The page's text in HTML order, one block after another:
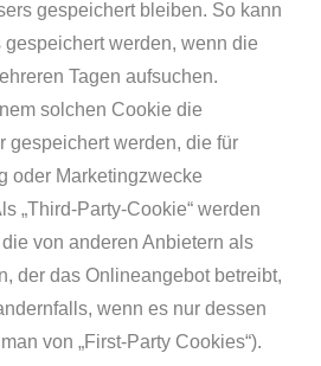
gespeichert bleiben. So kann
gespeichert werden, wenn die
Tagen aufsuchen.
solchen Cookie die
gespeichert werden, die für
oder Marketingzwecke
„Third-Party-Cookie“ werden
von anderen Anbietern als
der das Onlineangebot betreibt,
wenn es nur dessen
von „First-Party Cookies“).